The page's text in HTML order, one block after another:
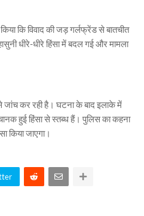
कि विवाद की जड़ गर्लफ्रेंड से बातचीत
धीरे-धीरे हिंसा में बदल गई और मामला
जांच कर रही है। घटना के बाद इलाके में
हुई हिंसा से स्तब्ध हैं। पुलिस का कहना
किया जाएगा।